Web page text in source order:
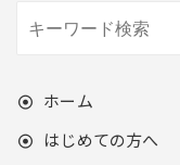
ホーム
はじめての方へ